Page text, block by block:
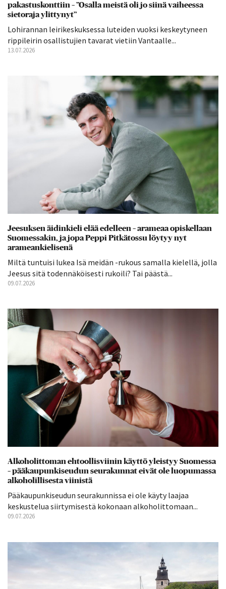
pakastuskonttiin – ”Osalla meistä oli jo siinä vaiheessa
sietoraja ylittynyt”
Lohirannan leirikeskuksessa luteiden vuoksi keskeytyneen
rippileirin osallistujien tavarat vietiin Vantaalle...
13.07.2026
Jeesuksen äidinkieli elää edelleen – arameaa opiskellaan
Suomessakin, ja jopa Peppi Pitkätossu löytyy nyt
arameankielisenä
Miltä tuntuisi lukea Isä meidän -rukous samalla kielellä, jolla
Jeesus sitä todennäköisesti rukoili? Tai päästä...
09.07.2026
Alkoholittoman ehtoollisviinin käyttö yleistyy Suomessa
– pääkaupunkiseudun seurakunnat eivät ole luopumassa
alkoholillisesta viinistä
Pääkaupunkiseudun seurakunnissa ei ole käyty laajaa
keskustelua siirtymisestä kokonaan alkoholittomaan...
09.07.2026